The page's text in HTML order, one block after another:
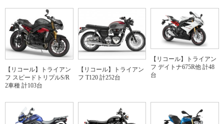
【リコール】トライアン
フ スピードトリプルS/R
2車種 計103台
【リコール】トライアン
フ T120 計252台
【リコール】トライアン
フ デイトナ675R他 計48
台